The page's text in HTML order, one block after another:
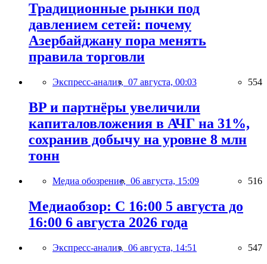
Традиционные рынки под
давлением сетей: почему
Азербайджану пора менять
правила торговли
Экспресс-анализ, 07 августа, 00:03 554
BP и партнёры увеличили
капиталовложения в АЧГ на 31%,
сохранив добычу на уровне 8 млн
тонн
Медиа обозрение, 06 августа, 15:09 516
Медиаобзор: С 16:00 5 августа до
16:00 6 августа 2026 года
Экспресс-анализ, 06 августа, 14:51 547